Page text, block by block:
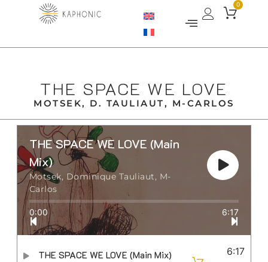
0
MOTSEK, D. TAULIAUT, M-CARLOS
THE SPACE WE LOVE
THE SPACE WE LOVE (Main
Mix)
Motsek, Dominique Tauliaut, M-
Carlos
0:00 6:17
THE SPACE WE LOVE (Main Mix) 6:17